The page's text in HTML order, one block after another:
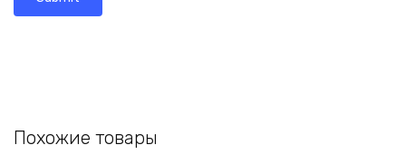
Похожие товары